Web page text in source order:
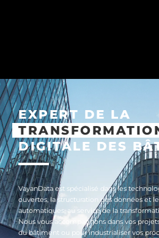
EXPERT DE LA
DIGITALE DES
VayanData est spécialisé dans les
ouvertes, la structuration des données et
automatiques, au service de la
Nous vous accompagnons dans vos
du bâtiment ou pour industrialiser vos